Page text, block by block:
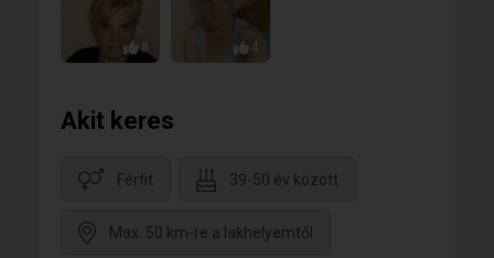
8 4
Akit keres
Férfit 39-50 év között
Max. 50 km-re a lakhelyemtől